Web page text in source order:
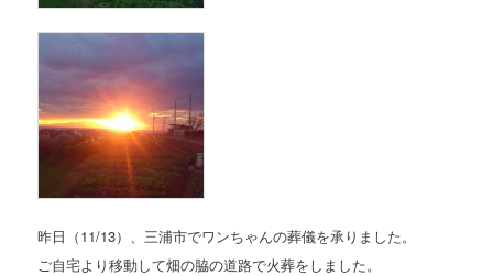
昨日（11/13）、三浦市でワンちゃんの葬儀を承りました。
ご自宅より移動して畑の脇の道路で火葬をしました。